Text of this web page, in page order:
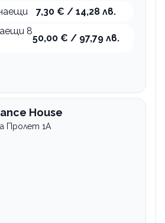
7,30 € / 14,28 лв.
8
50,00 € / 97,79 лв.
House
Пролет 1А